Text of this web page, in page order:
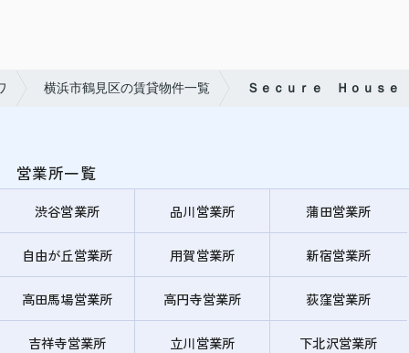
横浜市鶴見区の賃貸物件一覧 Ｓｅｃｕｒｅ Ｈｏｕｓｅ
営業所一覧
渋谷営業所 品川営業所 蒲田営業所
自由が丘営業所 用賀営業所 新宿営業所
高田馬場営業所 高円寺営業所 荻窪営業所
吉祥寺営業所 立川営業所 下北沢営業所